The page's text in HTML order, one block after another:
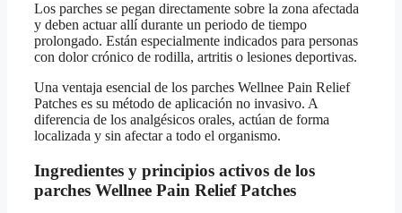
Los parches se pegan directamente sobre la zona afectada
y deben actuar allí durante un periodo de tiempo
prolongado. Están especialmente indicados para personas
con dolor crónico de rodilla, artritis o lesiones deportivas.
Una ventaja esencial de los parches Wellnee Pain Relief
Patches es su método de aplicación no invasivo. A
diferencia de los analgésicos orales, actúan de forma
localizada y sin afectar a todo el organismo.
Ingredientes y principios activos de los
parches Wellnee Pain Relief Patches